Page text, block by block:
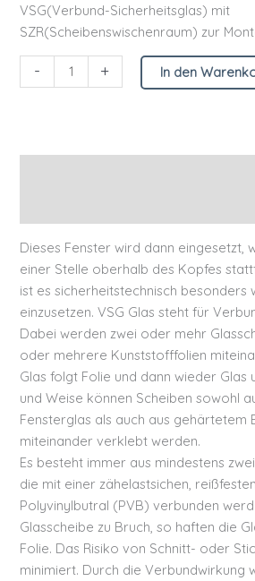
VSG(Verbund-Sicherheitsglas) mit
SZR(Scheibenswischenraum) zur
- + In den
Dieses Fenster wird dann eingesetzt,
einer Stelle oberhalb des Kopfes
ist es sicherheitstechnisch besonders
einzusetzen. VSG Glas steht für
Dabei werden zwei oder mehr
oder mehrere Kunststofffolien
Glas folgt Folie und dann wieder Glas
und Weise können Scheiben sowohl
Fensterglas als auch aus gehärtetem
miteinander verklebt werden.
Es besteht immer aus mindestens
die mit einer zähelastsichen,
Polyvinylbutral (PVB) verbunden
Glasscheibe zu Bruch, so haften die
Folie. Das Risiko von Schnitt- oder
minimiert. Durch die Verbundwirkung